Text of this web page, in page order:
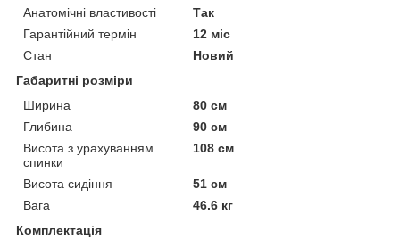
Анатомічні властивості
Так
Гарантійний термін
12 міс
Стан
Новий
Габаритні розміри
Ширина
80 см
Глибина
90 см
Висота з урахуванням
спинки
108 см
Висота сидіння
51 см
Вага
46.6 кг
Комплектація